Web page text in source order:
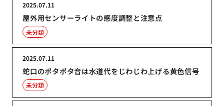
屋外用センサーライトの感度調整と注意点
2025.07.11
未分類
蛇口のポタポタ音は水道代をじわじわ上げる黄色信号
2025.07.11
未分類